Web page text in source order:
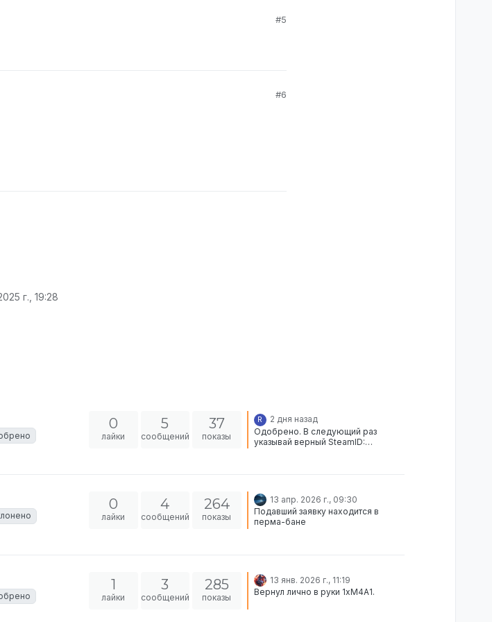
#5
#6
г., 19:28
0
лайки
5
сообщений
37
показы
R
2 дня назад
Одобрено. В следующий раз
указывай верный SteamID:
0
лайки
4
сообщений
264
показы
13 апр. 2026 г., 09:30
Подавший заявку находится в
перма-бане
1
лайки
3
сообщений
285
показы
13 янв. 2026 г., 11:19
Вернул лично в руки 1xM4A1.